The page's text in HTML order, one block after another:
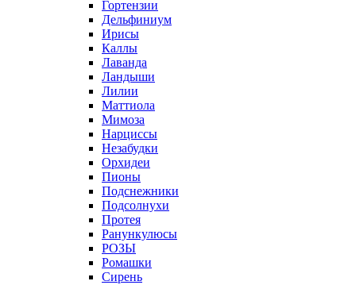
Гортензии
Дельфиниум
Ирисы
Каллы
Лаванда
Ландыши
Лилии
Маттиола
Мимоза
Нарциссы
Незабудки
Орхидеи
Пионы
Подснежники
Подсолнухи
Протея
Ранункулюсы
РОЗЫ
Ромашки
Сирень